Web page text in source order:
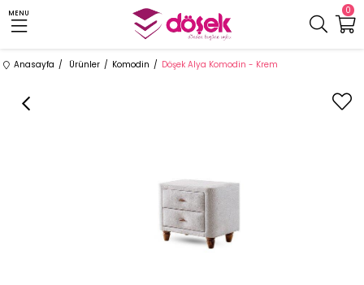
0
MENU
Anasayfa Ürünler Komodin Döşek Alya Komodin - Krem